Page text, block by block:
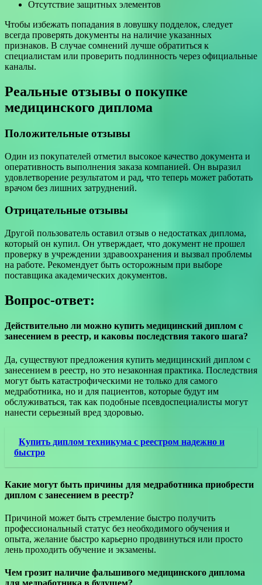
Отсутствие защитных элементов
Чтобы избежать попадания в ловушку подделок, следует
всегда проверять документы на наличие указанных
признаков. В случае сомнений лучше обратиться к
специалистам или проверить подлинность через официальные
каналы.
Реальные отзывы о покупке
медицинского диплома
Положительные отзывы
Один из покупателей отметил высокое качество документа и
оперативность выполнения заказа компанией. Он выразил
удовлетворение результатом и рад, что теперь может работать
врачом без лишних затруднений.
Отрицательные отзывы
Другой пользователь оставил отзыв о недостатках диплома,
который он купил. Он утверждает, что документ не прошел
проверку в учреждении здравоохранения и вызвал проблемы
на работе. Рекомендует быть осторожным при выборе
поставщика академических документов.
Вопрос-ответ:
Действительно ли можно купить медицинский диплом с
занесением в реестр, и каковы последствия такого шага?
Да, существуют предложения купить медицинский диплом с
занесением в реестр, но это незаконная практика. Последствия
могут быть катастрофическими не только для самого
медработника, но и для пациентов, которые будут им
обслуживаться, так как подобные псевдоспециалисты могут
нанести серьезный вред здоровью.
Купить диплом техникума с реестром надежно и
быстро
Какие могут быть причины для медработника приобрести
диплом с занесением в реестр?
Причиной может быть стремление быстро получить
профессиональный статус без необходимого обучения и
опыта, желание быстро карьерно продвинуться или просто
лень проходить обучение и экзамены.
Чем грозит наличие фальшивого медицинского диплома